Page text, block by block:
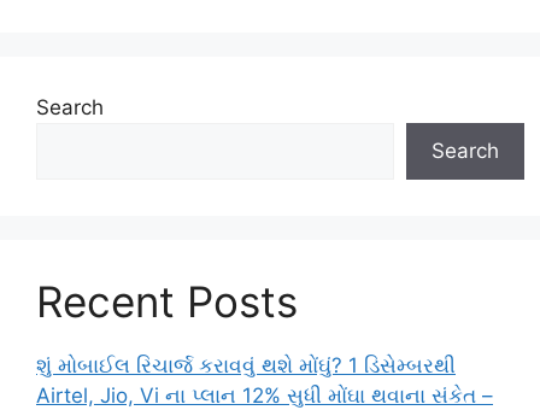
Search
Search
Recent Posts
શું મોબાઈલ રિચાર્જ કરાવવું થશે મોંઘું? 1 ડિસેમ્બરથી
Airtel, Jio, Vi ના પ્લાન 12% સુધી મોંઘા થવાના સંકેત –